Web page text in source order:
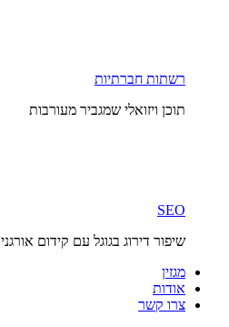
רשתות חברתיות
תוכן ויזואלי שמגביר מעורבות
SEO
שיפור דירוג בגוגל עם קידום אורגני
מגזין
אודות
צרו קשר